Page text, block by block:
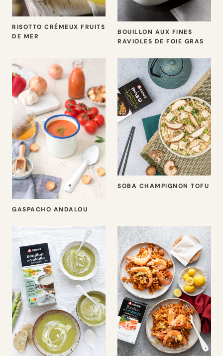
RISOTTO CRÉMEUX FRUITS
DE MER
BOUILLON AUX FINES
RAVIOLES DE FOIE GRAS
GASPACHO ANDALOU
SOBA CHAMPIGNON TOFU